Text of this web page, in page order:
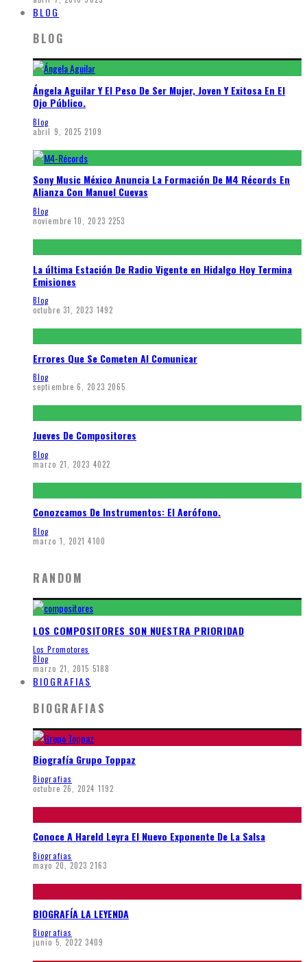
BLOG
BLOG
Ángela Aguilar Y El Peso De Ser Mujer, Joven Y Exitosa En El
Ojo Público.
Blog
abril 9, 2025 2109
Sony Music México Anuncia La Formación De M4 Récords En
Alianza Con Manuel Cuevas
Blog
noviembre 10, 2023 2253
La última Estación De Radio Vigente en Hidalgo Hoy Termina
Emisiones
Blog
octubre 31, 2023 1492
Errores Que Se Cometen Al Comunicar
Blog
septiembre 6, 2023 2065
Jueves De Compositores
Blog
marzo 21, 2023 4022
Conozcamos De Instrumentos: El Aerófono.
Blog
marzo 1, 2021 4100
RANDOM
LOS COMPOSITORES SON NUESTRA PRIORIDAD
Los Promotores
Blog
marzo 21, 2015 5188
BIOGRAFIAS
BIOGRAFIAS
Biografía Grupo Toppaz
Biografias
octubre 26, 2024 1192
Conoce A Hareld Leyra El Nuevo Exponente De La Salsa
Biografias
mayo 20, 2023 2163
BIOGRAFÍA LA LEYENDA
Biografias
junio 5, 2022 3409